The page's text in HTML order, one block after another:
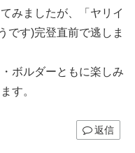
みましたが、「ヤリイ
です)完登直前で逃しま
ボルダーともに楽しみ
す。
返信